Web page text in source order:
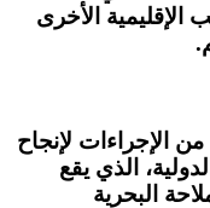
الإقليمية الأخرى
الإجراءات لإنجاح
الذي يقع
البحرية